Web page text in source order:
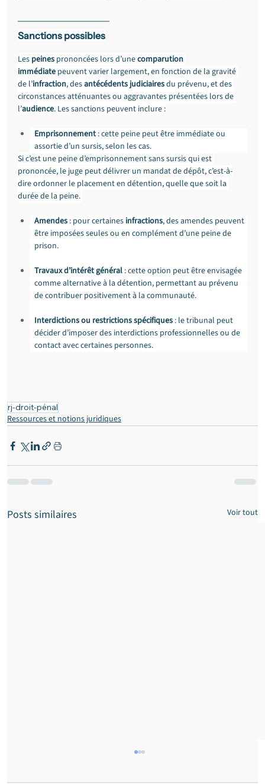
Sanctions possibles
Les peines prononcées lors d’une comparution
immédiate peuvent varier largement, en fonction de la gravité
de l’infraction, des antécédents judiciaires du prévenu, et des
circonstances atténuantes ou aggravantes présentées lors de
l’audience. Les sanctions peuvent inclure :
Emprisonnement : cette peine peut être immédiate ou
assortie d’un sursis, selon les cas.
Si c’est une peine d’emprisonnement sans sursis qui est
prononcée, le juge peut délivrer un mandat de dépôt, c’est-à-
dire ordonner le placement en détention, quelle que soit la
durée de la peine.
Amendes : pour certaines infractions, des amendes peuvent
être imposées seules ou en complément d’une peine de
prison.
Travaux d’intérêt général : cette option peut être envisagée
comme alternative à la détention, permettant au prévenu
de contribuer positivement à la communauté.
Interdictions ou restrictions spécifiques : le tribunal peut
décider d’imposer des interdictions professionnelles ou de
contact avec certaines personnes.
rj-droit-pénal
Ressources et notions juridiques
Posts similaires Voir tout